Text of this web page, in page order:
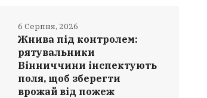
Жнива під контролем:
рятувальники
Вінниччини інспектують
поля, щоб зберегти
врожай від пожеж
6 Серпня, 2026